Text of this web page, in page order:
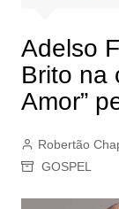
Adelso
Brito na
Amor”
Robertão
GOSPEL